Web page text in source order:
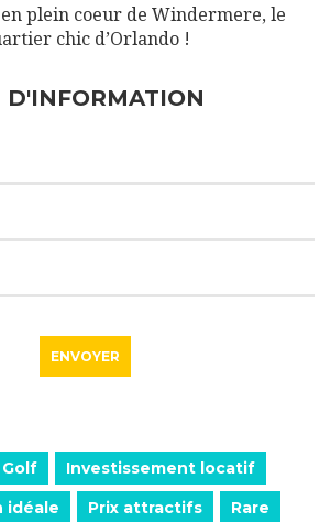
plein coeur de Windermere, le
chic d’Orlando !
D'INFORMATION
Golf
Investissement locatif
idéale
Prix attractifs
Rare